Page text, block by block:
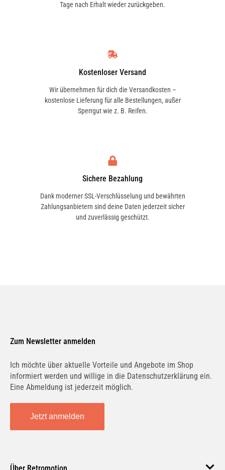
Tage nach Erhalt wieder zurückgeben.
Kostenloser Versand
Wir übernehmen für dich die Versandkosten –
kostenlose Lieferung für alle Bestellungen, außer
Sperrgut wie z. B. Reifen.
Sichere Bezahlung
Dank moderner SSL-Verschlüsselung und bewährten
Zahlungsanbietern sind deine Daten jederzeit sicher
und zuverlässig geschützt.
Zum Newsletter anmelden
Ich möchte über aktuelle Vorteile und Angebote im Shop
informiert werden und willige in die Datenschutzerklärung ein.
Eine Abmeldung ist jederzeit möglich.
Jetzt anmelden